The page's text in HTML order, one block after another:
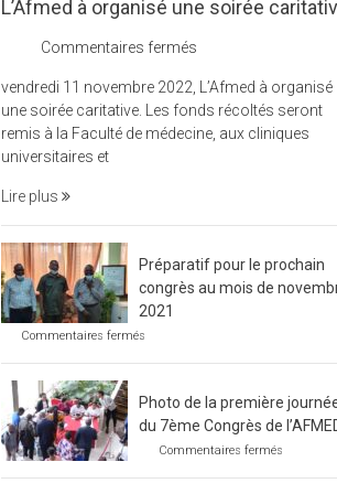
L’Afmed à organisé une soirée
Commentaires fermés
à
organisé
une
vendredi 11 novembre 2022, L’Afmed à organisé
une soirée caritative. Les fonds récoltés seront
remis à la Faculté de médecine, aux cliniques
universitaires et
Lire plus
Préparatif pour le prochain
congrès au mois de
2021
Commentaires fermés
prochain
congrès
mois
de
Photo de la première
du 7ème Congrès de
Commentaires fermés